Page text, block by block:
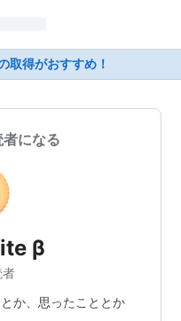
取得がおすすめ！
になる
β
か、思ったこととか